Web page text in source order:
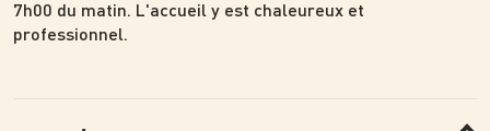
7h00 du matin. L'accueil y est chaleureux et
professionnel.